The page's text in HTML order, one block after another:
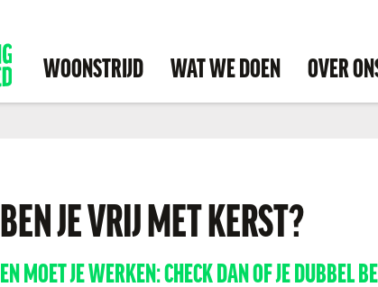
WOONSTRIJD WAT WE DOEN OVER
BEN JE VRIJ MET KERST?
EN MOET JE WERKEN: CHECK DAN OF JE DUBBEL